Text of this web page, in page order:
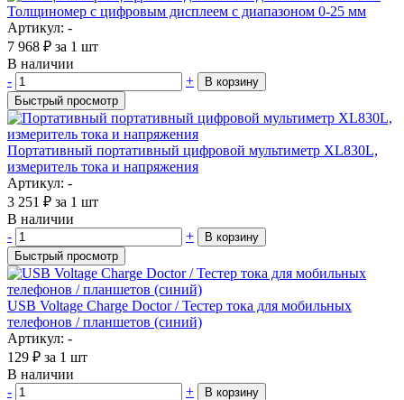
Толщиномер с цифровым дисплеем с диапазоном 0-25 мм
Артикул: -
7 968 ₽ за 1 шт
В наличии
-
+
В корзину
Быстрый просмотр
Портативный портативный цифровой мультиметр XL830L,
измеритель тока и напряжения
Артикул: -
3 251 ₽ за 1 шт
В наличии
-
+
В корзину
Быстрый просмотр
USB Voltage Charge Doctor / Тестер тока для мобильных
телефонов / планшетов (синий)
Артикул: -
129 ₽ за 1 шт
В наличии
-
+ В корзину